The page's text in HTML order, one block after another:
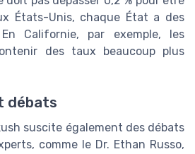
États-Unis, chaque État a des
Californie, par exemple, les
des taux beaucoup plus
débats
suscite également des débats
comme le Dr. Ethan Russo,